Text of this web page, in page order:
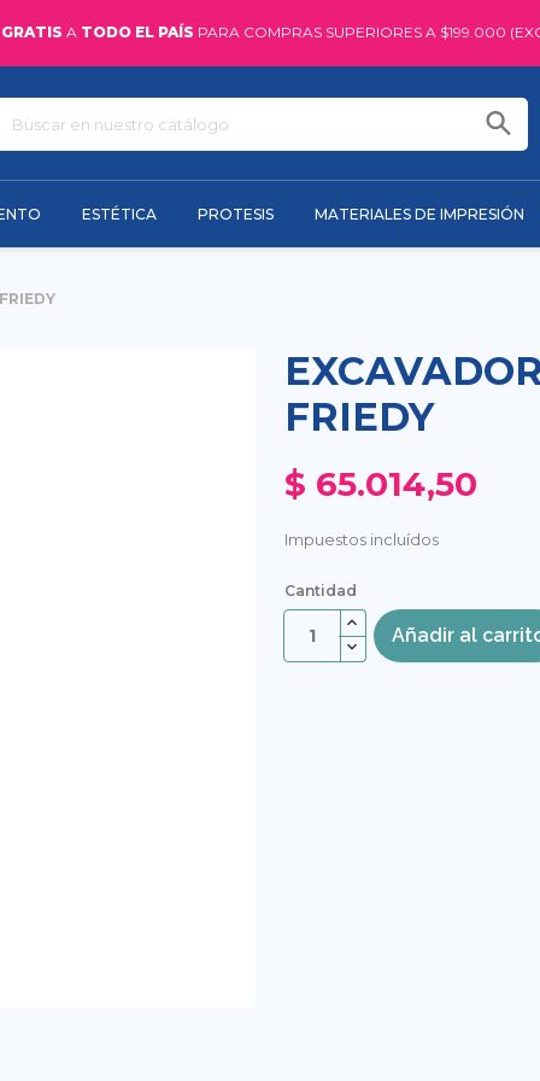
A TODO EL PAÍS PARA COMPRAS SUPERIORES A $199.000
ESTÉTICA PROTESIS MATERIALES DE IMPRESIÓN
FRIEDY
$ 65.014,50
Impuestos incluídos
Cantidad
Añadir al